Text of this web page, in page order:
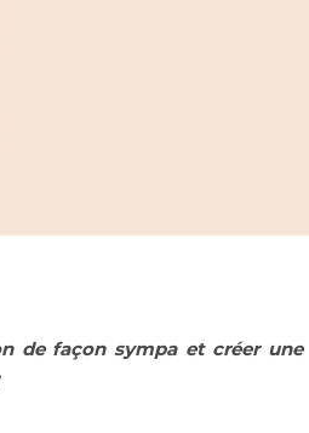
de façon sympa et créer une